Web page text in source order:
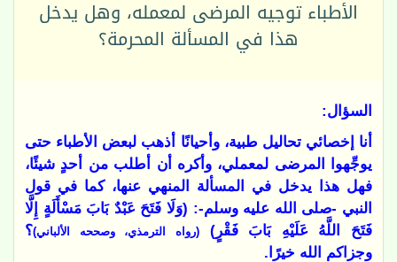
الأطباء توجيه المرضى لمعمله، وهل يدخل
هذا في المسألة المحرمة؟
السؤال:
أنا إخصائي تحاليل طبية، وأحيانًا أذهب لبعض الأطباء حتى
يوجِّهوا المرضى لمعملي، وأكره أن أطلب من أحدٍ شيئًا،
فهل هذا يدخل في المسألة المنهي عنها، كما في قول
النبي -صلى الله عليه وسلم-: (وَلَا ‌فَتَحَ عَبْدٌ ‌بَابَ ‌مَسْأَلَةٍ إِلَّا
‌فَتَحَ اللَّهُ عَلَيْهِ بَابَ فَقْرٍ)(رواه الترمذي، وصححه الألباني)؟
وجزاكم الله خيرًا.